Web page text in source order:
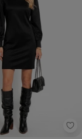
(Preto) em